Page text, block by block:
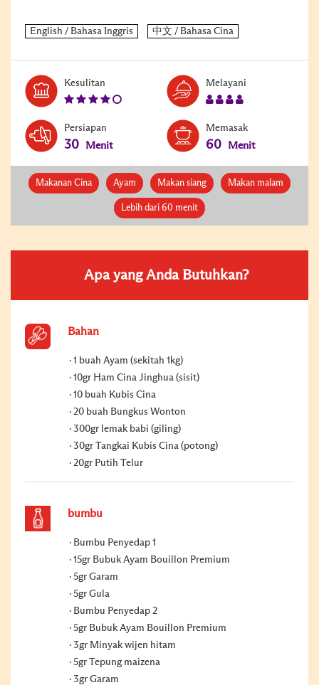
Kesulitan
4
Melayani
Persiapan
30 Menit
Memasak
60 Menit
Makanan Cina Ayam Makan siang Makan malam
Lebih dari 60 menit
Apa yang Anda Butuhkan?
Bahan
1 buah Ayam (sekitah 1kg)
10gr Ham Cina Jinghua (sisit)
10 buah Kubis Cina
20 buah Bungkus Wonton
300gr lemak babi (giling)
30gr Tangkai Kubis Cina (potong)
20gr Putih Telur
bumbu
Bumbu Penyedap 1
15gr Bubuk Ayam Bouillon Premium
5gr Garam
5gr Gula
Bumbu Penyedap 2
5gr Bubuk Ayam Bouillon Premium
3gr Minyak wijen hitam
5gr Tepung maizena
3gr Garam